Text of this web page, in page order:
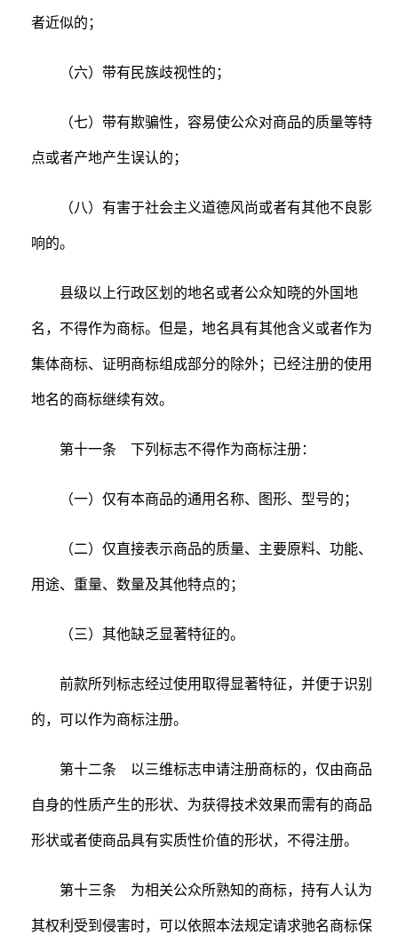
者近似的；
（六）带有民族歧视性的；
（七）带有欺骗性，容易使公众对商品的质量等特
点或者产地产生误认的；
（八）有害于社会主义道德风尚或者有其他不良影
响的。
县级以上行政区划的地名或者公众知晓的外国地
名，不得作为商标。但是，地名具有其他含义或者作为
集体商标、证明商标组成部分的除外；已经注册的使用
地名的商标继续有效。
第十一条 下列标志不得作为商标注册：
（一）仅有本商品的通用名称、图形、型号的；
（二）仅直接表示商品的质量、主要原料、功能、
用途、重量、数量及其他特点的；
（三）其他缺乏显著特征的。
前款所列标志经过使用取得显著特征，并便于识别
的，可以作为商标注册。
第十二条 以三维标志申请注册商标的，仅由商品
自身的性质产生的形状、为获得技术效果而需有的商品
形状或者使商品具有实质性价值的形状，不得注册。
第十三条 为相关公众所熟知的商标，持有人认为
其权利受到侵害时，可以依照本法规定请求驰名商标保